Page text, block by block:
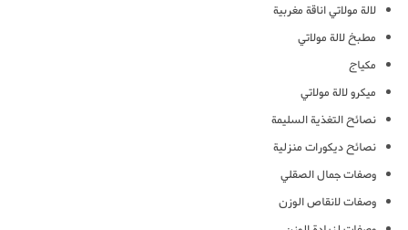
لالة مولاتي اناقة مغربية
مطبخ لالة مولاتي
مكياج
ميكرو لالة مولاتي
نصائح التغذية السليمة
نصائح ديكورات منزلية
وصفات جمال الصقلي
وصفات لانقاص الوزن